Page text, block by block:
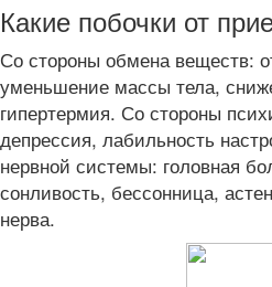
Какие побочки от
Со стороны обмена веществ:
уменьшение массы тела,
гипертермия. Со стороны
депрессия, лабильность
нервной системы: головная
сонливость, бессонница,
нерва.